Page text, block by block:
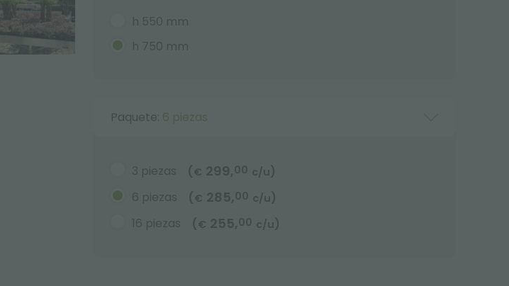
h 550 mm
h 750 mm
Paquete: 6 piezas
3 piezas ( € 299,00 c/u)
6 piezas
( € 285,00 c/u)
16 piezas
( € 255,00 c/u)